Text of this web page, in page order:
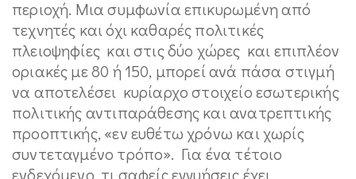
περιοχή. Μια συμφωνία επικυρωμένη από
τεχνητές και όχι καθαρές πολιτικές
πλειοψηφίες και στις δύο χώρες και επιπλέον
οριακές με 80 ή 150, μπορεί ανά πάσα στιγμή
να αποτελέσει κυρίαρχο στοιχείο εσωτερικής
πολιτικής αντιπαράθεσης και ανατρεπτικής
προοπτικής, «εν ευθέτω χρόνω και χωρίς
συντεταγμένο τρόπο». Για ένα τέτοιο
ενδεχόμενο, τι σαφείς εγγυήσεις έχει